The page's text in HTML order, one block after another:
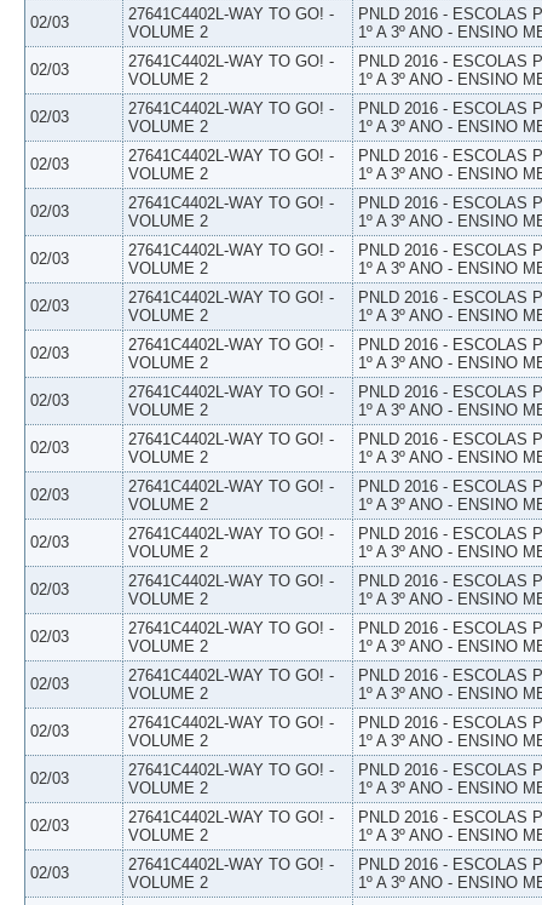
02/03
27641C4402L-WAY TO GO! -
VOLUME 2
PNLD 2016 - ESCOLAS
1º A 3º ANO - ENSINO
02/03
27641C4402L-WAY TO GO! -
VOLUME 2
PNLD 2016 - ESCOLAS
1º A 3º ANO - ENSINO
02/03
27641C4402L-WAY TO GO! -
VOLUME 2
PNLD 2016 - ESCOLAS
1º A 3º ANO - ENSINO
02/03
27641C4402L-WAY TO GO! -
VOLUME 2
PNLD 2016 - ESCOLAS
1º A 3º ANO - ENSINO
02/03
27641C4402L-WAY TO GO! -
VOLUME 2
PNLD 2016 - ESCOLAS
1º A 3º ANO - ENSINO
02/03
27641C4402L-WAY TO GO! -
VOLUME 2
PNLD 2016 - ESCOLAS
1º A 3º ANO - ENSINO
02/03
27641C4402L-WAY TO GO! -
VOLUME 2
PNLD 2016 - ESCOLAS
1º A 3º ANO - ENSINO
02/03
27641C4402L-WAY TO GO! -
VOLUME 2
PNLD 2016 - ESCOLAS
1º A 3º ANO - ENSINO
02/03
27641C4402L-WAY TO GO! -
VOLUME 2
PNLD 2016 - ESCOLAS
1º A 3º ANO - ENSINO
02/03
27641C4402L-WAY TO GO! -
VOLUME 2
PNLD 2016 - ESCOLAS
1º A 3º ANO - ENSINO
02/03
27641C4402L-WAY TO GO! -
VOLUME 2
PNLD 2016 - ESCOLAS
1º A 3º ANO - ENSINO
02/03
27641C4402L-WAY TO GO! -
VOLUME 2
PNLD 2016 - ESCOLAS
1º A 3º ANO - ENSINO
02/03
27641C4402L-WAY TO GO! -
VOLUME 2
PNLD 2016 - ESCOLAS
1º A 3º ANO - ENSINO
02/03
27641C4402L-WAY TO GO! -
VOLUME 2
PNLD 2016 - ESCOLAS
1º A 3º ANO - ENSINO
02/03
27641C4402L-WAY TO GO! -
VOLUME 2
PNLD 2016 - ESCOLAS
1º A 3º ANO - ENSINO
02/03
27641C4402L-WAY TO GO! -
VOLUME 2
PNLD 2016 - ESCOLAS
1º A 3º ANO - ENSINO
02/03
27641C4402L-WAY TO GO! -
VOLUME 2
PNLD 2016 - ESCOLAS
1º A 3º ANO - ENSINO
02/03
27641C4402L-WAY TO GO! -
VOLUME 2
PNLD 2016 - ESCOLAS
1º A 3º ANO - ENSINO
02/03
27641C4402L-WAY TO GO! -
VOLUME 2
PNLD 2016 - ESCOLAS
1º A 3º ANO - ENSINO